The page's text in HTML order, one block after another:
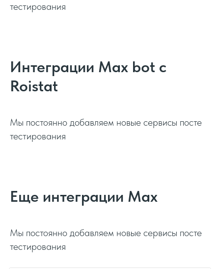
тестирования
Интеграции Max bot с
Roistat
Мы постоянно добавляем новые сервисы посте
тестирования
Еще интеграции Max
Мы постоянно добавляем новые сервисы посте
тестирования